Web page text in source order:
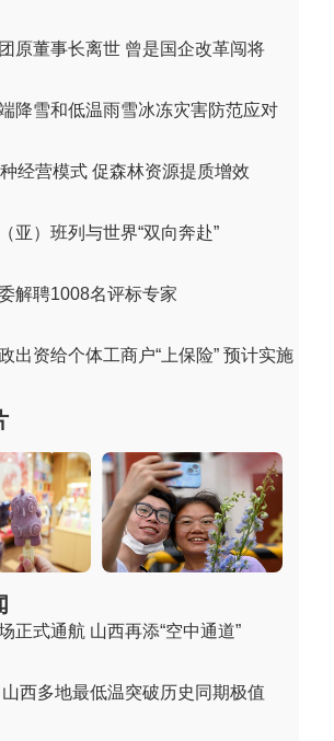
原董事长离世 曾是国企改革闯将
降雪和低温雨雪冰冻灾害防范应对
经营模式 促森林资源提质增效
亚）班列与世界“双向奔赴”
解聘1008名评标专家
出资给个体工商户“上保险” 预计实施
正式通航 山西再添“空中通道”
西多地最低温突破历史同期极值